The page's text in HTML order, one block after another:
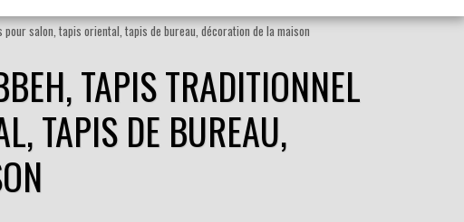
salon, tapis oriental, tapis de bureau, décoration de la maison
TAPIS TRADITIONNEL
TAPIS DE BUREAU,